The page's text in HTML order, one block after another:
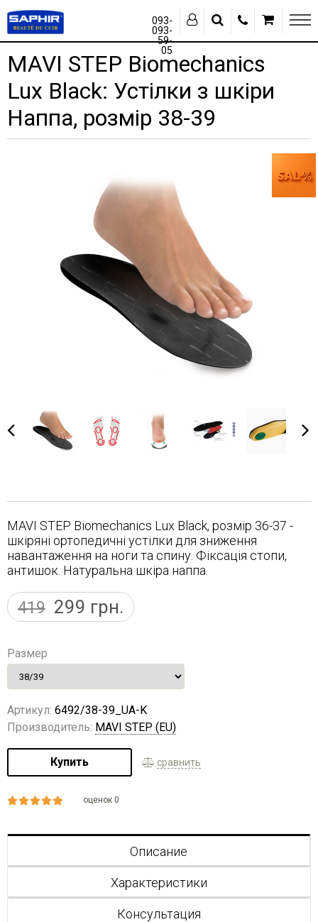
093-
093-
59-
05
MAVI STEP Biomechanics
Lux Black: Устілки з шкіри
Наппа, розмір 38-39
MAVI STEP Biomechanics Lux Black, розмір 36-37 -
шкіряні ортопедичні устілки для зниження
навантаження на ноги та спину. Фіксація стопи,
антишок. Натуральна шкіра наппа.
419 299 грн.
Размер
Артикул: 6492/38-39_UA-K
Производитель: MAVI STEP (EU)
Купить сравнить
оценок 0
Описание
Характеристики
Консультация